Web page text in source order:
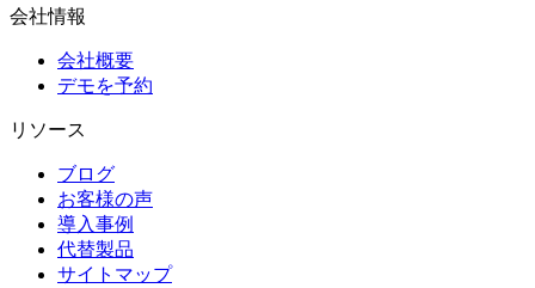
会社情報
会社概要
デモを予約
リソース
ブログ
お客様の声
導入事例
代替製品
サイトマップ